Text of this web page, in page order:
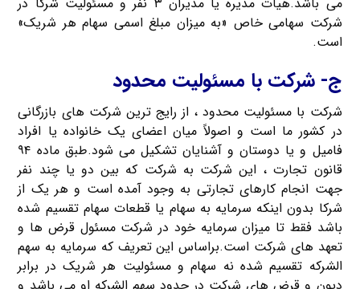
شرکت سهامی خاص «به میزان مبلغ اسمی سهام هر شریک»
است.
ج- شرکت با مسئولیت محدود
شرکت با مسئولیت محدود ، از رایج ترین شرکت های بازرگانی
در کشور ما است و اصولاً میان اعضای یک خانواده یا افراد
فامیل و یا دوستان و آشنایان تشکیل می شود.طبق ماده ۹۴
قانون تجارت ، این شرکت به شرکت که بین دو یا چند نفر
جهت انجام کارهای تجارتی به وجود آمده است و هر یک از
شرکا بدون اینکه سرمایه به سهام یا قطعات سهام تقسیم شده
باشد فقط تا میزان سرمایه خود در شرکت مسئول قرض ها و
تعهد های شرکت است.براساس این تعریف که سرمایه به سهم
الشرکه تقسیم شده نه سهام و مسئولیت هر شریک در برابر